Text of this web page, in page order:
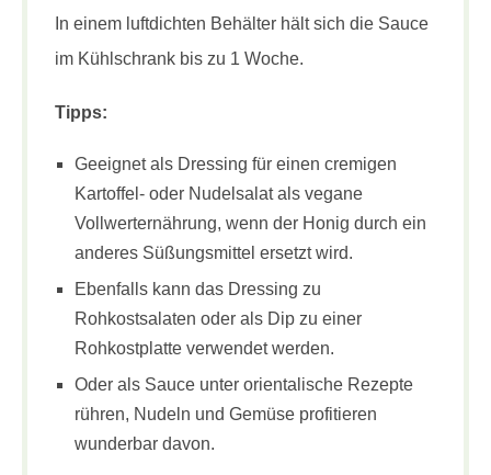
In einem luftdichten Behälter hält sich die Sauce
im Kühlschrank bis zu 1 Woche.
Tipps:
Geeignet als Dressing für einen cremigen
Kartoffel- oder Nudelsalat als vegane
Vollwerternährung, wenn der Honig durch ein
anderes Süßungsmittel ersetzt wird.
Ebenfalls kann das Dressing zu
Rohkostsalaten oder als Dip zu einer
Rohkostplatte verwendet werden.
Oder als Sauce unter orientalische Rezepte
rühren, Nudeln und Gemüse profitieren
wunderbar davon.